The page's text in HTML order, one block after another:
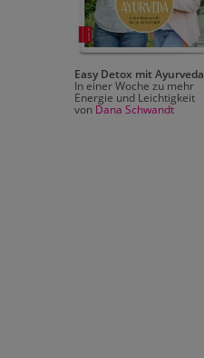
Easy Detox mit Ayurveda
In einer Woche zu mehr
Energie und Leichtigkeit
von Dana Schwandt